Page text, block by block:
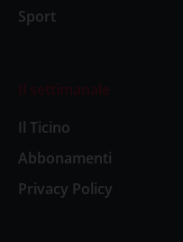
Sport
Il settimanale
Il Ticino
Abbonamenti
Privacy Policy